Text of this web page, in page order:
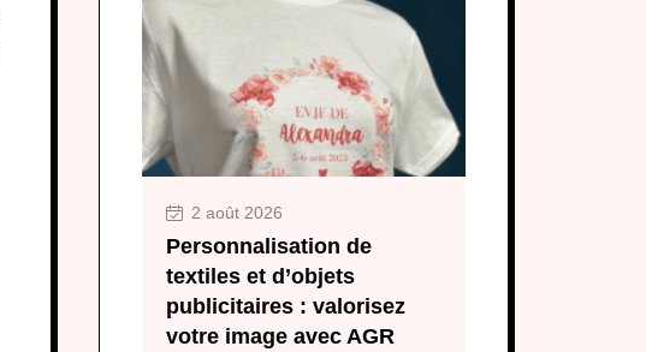
2 août 2026
Personnalisation de
textiles et d’objets
publicitaires : valorisez
votre image avec AGR